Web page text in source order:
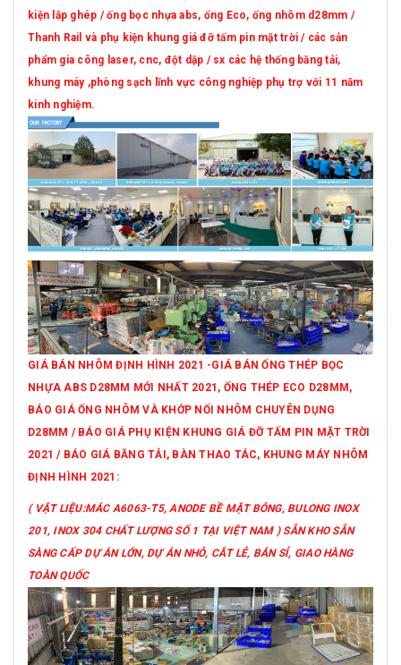
kiện lắp ghép / ống bọc nhựa abs, ống Eco, ống nhôm d28mm /
Thanh Rail và phụ kiện khung giá đỡ tấm pin mặt trời / các sản
phẩm gia công laser, cnc, đột dập / sx các hệ thống băng tải,
khung máy ,phòng sạch lĩnh vực công nghiệp phụ trợ với 11 năm
kinh nghiệm.
GIÁ BÁN NHÔM ĐỊNH HÌNH 2021 -GIÁ BÁN ỐNG THÉP BỌC
NHỰA ABS D28MM MỚI NHẤT 2021, ỐNG THÉP ECO D28MM,
BÁO GIÁ ỐNG NHÔM VÀ KHỚP NỐI NHÔM CHUYÊN DỤNG
D28MM / BÁO GIÁ PHỤ KIỆN KHUNG GIÁ ĐỠ TẤM PIN MẶT TRỜI
2021 / BÁO GIÁ BĂNG TẢI, BÀN THAO TÁC, KHUNG MÁY NHÔM
ĐỊNH HÌNH 2021:
( VẬT LIỆU:MÁC A6063-T5, ANODE BỀ MẶT BÓNG, BULONG INOX
201, INOX 304 CHẤT LƯỢNG SỐ 1 TẠI VIỆT NAM ) SẴN KHO SẴN
SÀNG CẤP DỰ ÁN LỚN, DỰ ÁN NHỎ, CẮT LẺ, BÁN SỈ, GIAO HÀNG
TOÀN QUỐC